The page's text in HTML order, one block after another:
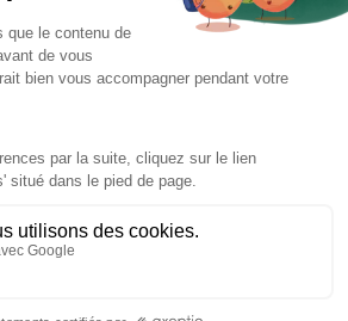
75008 Paris
votre première commande,
! Désinscription en 1 clic, à
tout moment.
Obtenir -15%